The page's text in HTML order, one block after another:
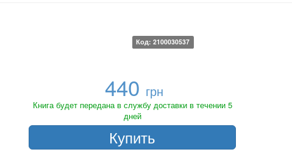
Код: 2100030537
440 грн
Книга будет передана в службу доставки в течении 5
дней
Купить